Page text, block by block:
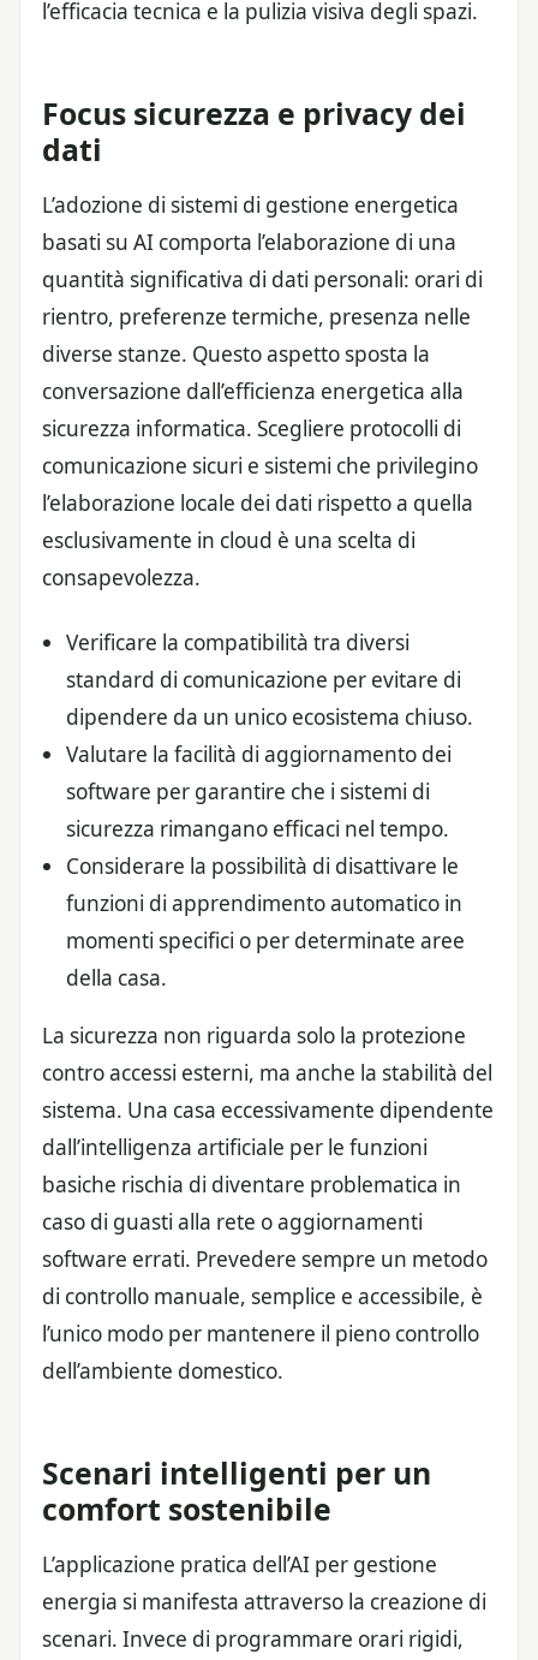
l’efficacia tecnica e la pulizia visiva degli spazi.
Focus sicurezza e privacy dei
dati
L’adozione di sistemi di gestione energetica
basati su AI comporta l’elaborazione di una
quantità significativa di dati personali: orari di
rientro, preferenze termiche, presenza nelle
diverse stanze. Questo aspetto sposta la
conversazione dall’efficienza energetica alla
sicurezza informatica. Scegliere protocolli di
comunicazione sicuri e sistemi che privilegino
l’elaborazione locale dei dati rispetto a quella
esclusivamente in cloud è una scelta di
consapevolezza.
Verificare la compatibilità tra diversi
standard di comunicazione per evitare di
dipendere da un unico ecosistema chiuso.
Valutare la facilità di aggiornamento dei
software per garantire che i sistemi di
sicurezza rimangano efficaci nel tempo.
Considerare la possibilità di disattivare le
funzioni di apprendimento automatico in
momenti specifici o per determinate aree
della casa.
La sicurezza non riguarda solo la protezione
contro accessi esterni, ma anche la stabilità del
sistema. Una casa eccessivamente dipendente
dall’intelligenza artificiale per le funzioni
basiche rischia di diventare problematica in
caso di guasti alla rete o aggiornamenti
software errati. Prevedere sempre un metodo
di controllo manuale, semplice e accessibile, è
l’unico modo per mantenere il pieno controllo
dell’ambiente domestico.
Scenari intelligenti per un
comfort sostenibile
L’applicazione pratica dell’AI per gestione
energia si manifesta attraverso la creazione di
scenari. Invece di programmare orari rigidi,